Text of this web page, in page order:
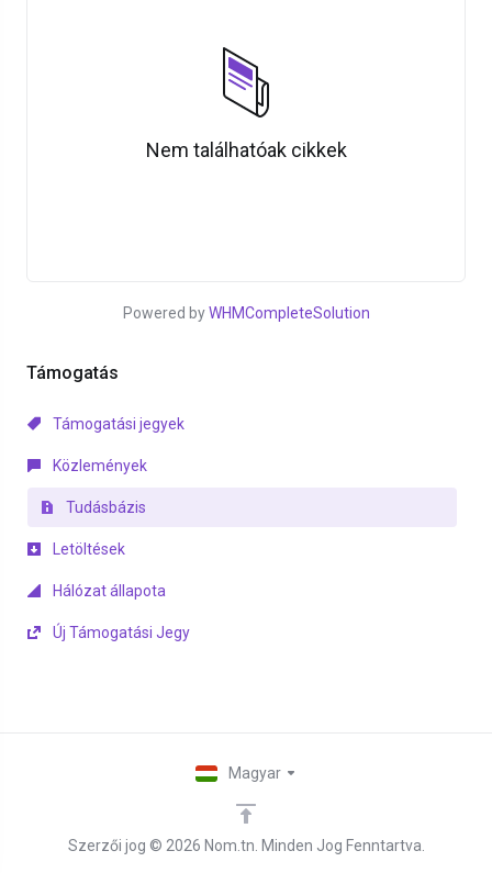
Támogatás
Támogatási jegyek
Közlemények
Tudásbázis
Letöltések
Hálózat állapota
Új Támogatási Jegy
Nem találhatóak cikkek
Powered byWHMCompleteSolution
Szerzői jog © 2026 Nom.tn. Minden Jog Fenntartva.
Magyar